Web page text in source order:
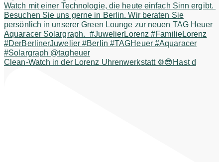
Clean-Watch in der Lorenz Uhrenwerkstatt ⚙️😎Hast d